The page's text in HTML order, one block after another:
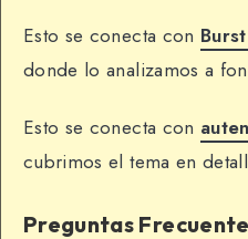
Esto se conecta con
donde lo analizamos a
Esto se conecta con
cubrimos el tema en
Preguntas